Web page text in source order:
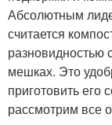
Абсолютным
считается
разновидностью
мешках. Это
приготовить
рассмотрим все